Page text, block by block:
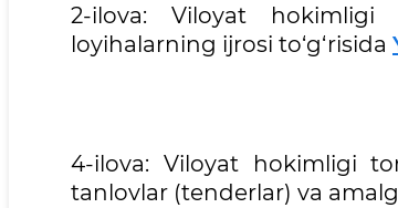
2-ilova: Viloyat hokimligi
loyihalarning ijrosi to‘g‘risida
4-ilova: Viloyat hokimligi
tanlovlar (tenderlar) va